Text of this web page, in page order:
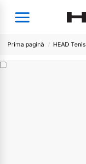
Prima pagină / HEAD Tenis